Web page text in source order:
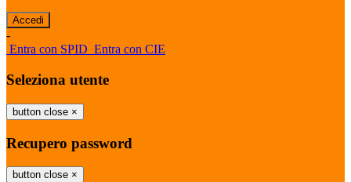
-
Entra con SPID Entra con CIE
Seleziona utente
button close ×
Recupero password
button close ×